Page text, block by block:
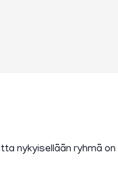
nykyisellään ryhmä on